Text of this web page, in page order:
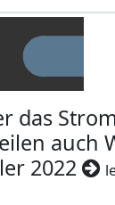
das
auch
2022